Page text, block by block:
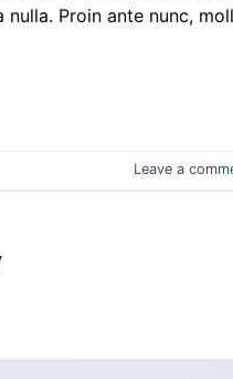
nulla. Proin ante nunc,
Leave a